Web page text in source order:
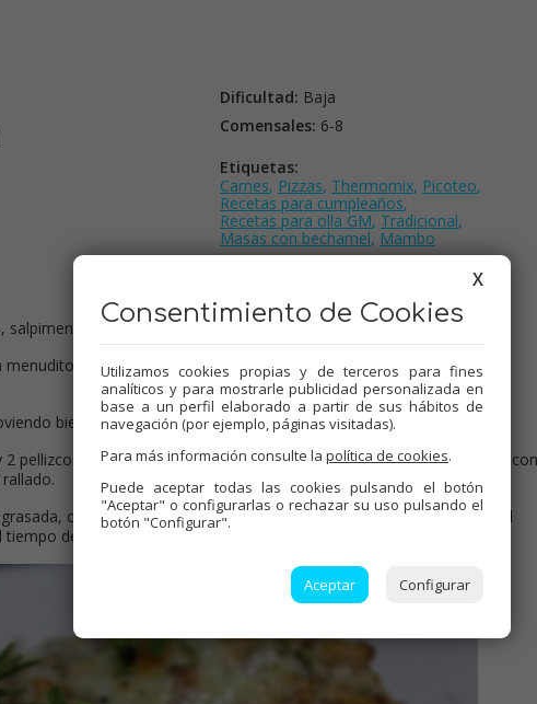
Dificultad: Baja
Comensales: 6-8
Etiquetas:
Carnes, Pizzas, Thermomix, Picoteo,
Recetas para cumpleaños,
Recetas para olla GM, Tradicional,
Masas con bechamel, Mambo
Pochar en freír a 140º, con la mantequilla y el aceite unos 4
bien.
pellizcos de sal, remover bien, hasta que espese. Cubrir las pechugas con
olla a 120º menú plancha, 10 minutos, simultáneamente con el
del cabezal. Nada más sacarlas, espolvorear con orégano.
X
Consentimiento de Cookies
Utilizamos cookies propias y de terceros para fines
analíticos y para mostrarle publicidad personalizada en
base a un perfil elaborado a partir de sus hábitos de
navegación (por ejemplo, páginas visitadas).
Para más información consulte la política de cookies.
Puede aceptar todas las cookies pulsando el botón
"Aceptar" o configurarlas o rechazar su uso pulsando el
botón "Configurar".
Aceptar Configurar